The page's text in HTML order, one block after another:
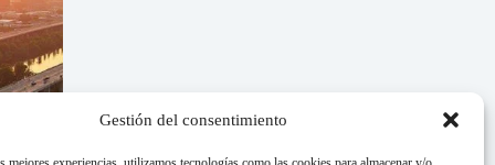
Gestión del consentimiento